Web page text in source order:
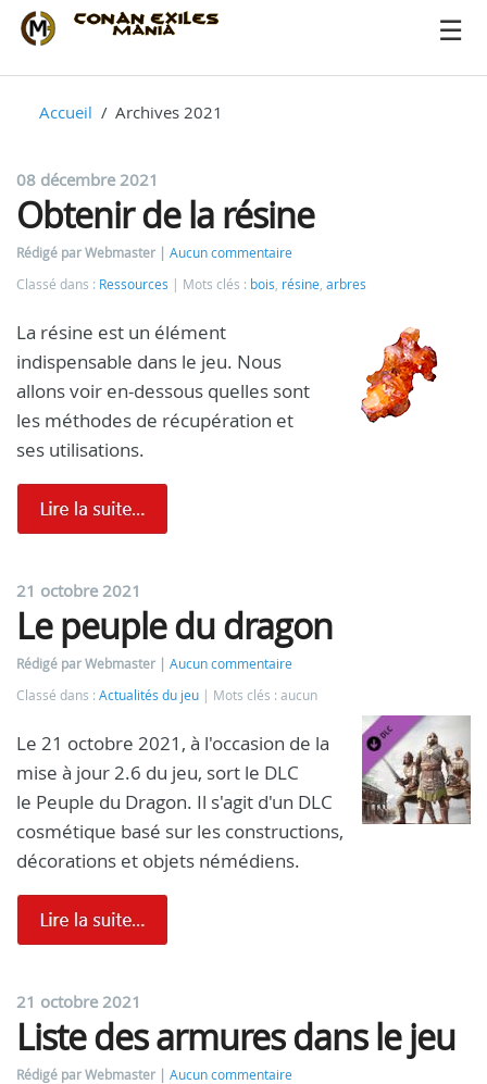
Accueil Archives 2021
08 décembre 2021
Obtenir de la résine
Rédigé par Webmaster
Aucun commentaire
Classé dans : Ressources Mots clés : bois résine arbres
La résine est un élément
indispensable dans le jeu. Nous
allons voir en-dessous quelles sont
les méthodes de récupération et
ses utilisations.
21 octobre 2021
Le peuple du dragon
Rédigé par Webmaster
Aucun commentaire
Classé dans : Actualités du jeu Mots clés : aucun
Le 21 octobre 2021, à l'occasion de la
mise à jour 2.6 du jeu, sort le DLC
le Peuple du Dragon. Il s'agit d'un DLC
cosmétique basé sur les constructions,
décorations et objets némédiens.
21 octobre 2021
Liste des armures dans le jeu
Rédigé par Webmaster
Aucun commentaire